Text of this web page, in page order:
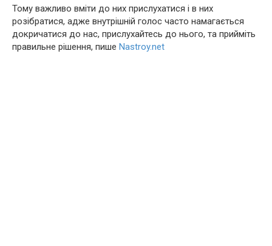
Тому важливо вміти до них прислухатися і в них
розібратися, адже внутрішній голос часто намагається
докричатися до нас, прислухайтесь до нього, та прийміть
правильне рішення, пише Nastroy.net